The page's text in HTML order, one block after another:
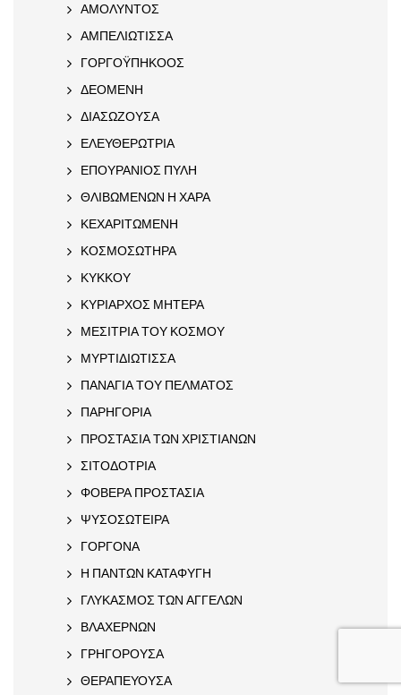
ΑΜΟΛΥΝΤΟΣ
ΑΜΠΕΛΙΩΤΙΣΣΑ
ΓΟΡΓΟΫΠΗΚΟΟΣ
ΔΕΟΜΕΝΗ
ΔΙΑΣΩΖΟΥΣΑ
ΕΛΕΥΘΕΡΩΤΡΙΑ
ΕΠΟΥΡΑΝΙΟΣ ΠΥΛΗ
ΘΛΙΒΩΜΕΝΩΝ Η ΧΑΡΑ
ΚΕΧΑΡΙΤΩΜΕΝΗ
ΚΟΣΜΟΣΩΤΗΡΑ
ΚΥΚΚΟΥ
ΚΥΡΙΑΡΧΟΣ ΜΗΤΕΡΑ
ΜΕΣΙΤΡΙΑ ΤΟΥ ΚΟΣΜΟΥ
ΜΥΡΤΙΔΙΩΤΙΣΣΑ
ΠΑΝΑΓΙΑ ΤΟΥ ΠΕΛΜΑΤΟΣ
ΠΑΡΗΓΟΡΙΑ
ΠΡΟΣΤΑΣΙΑ ΤΩΝ ΧΡΙΣΤΙΑΝΩΝ
ΣΙΤΟΔΟΤΡΙΑ
ΦΟΒΕΡΑ ΠΡΟΣΤΑΣΙΑ
ΨΥΣΟΣΩΤΕΙΡΑ
ΓΟΡΓΟΝΑ
Η ΠΑΝΤΩΝ ΚΑΤΑΦΥΓΗ
ΓΛΥΚΑΣΜΟΣ ΤΩΝ ΑΓΓΕΛΩΝ
ΒΛΑΧΕΡΝΩΝ
ΓΡΗΓΟΡΟΥΣΑ
ΘΕΡΑΠΕΥΟΥΣΑ